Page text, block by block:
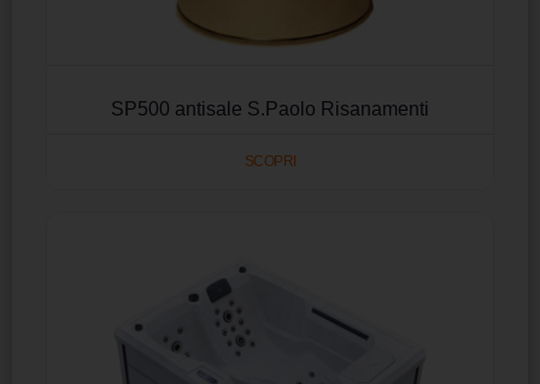
SP500 antisale S.Paolo Risanamenti
SCOPRI